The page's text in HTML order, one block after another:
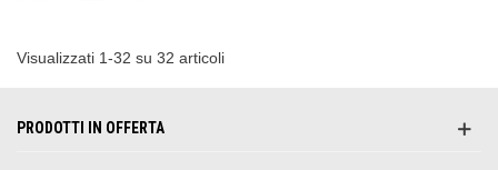
Visualizzati 1-32 su 32 articoli
PRODOTTI IN OFFERTA